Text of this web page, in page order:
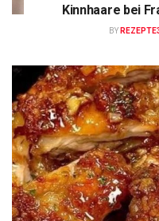
Kinnhaare bei
BY